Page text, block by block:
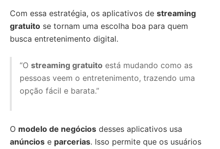
Com essa estratégia, os aplicativos de streaming
gratuito se tornam uma escolha boa para quem
busca entretenimento digital.
“O streaming gratuito está mudando como as
pessoas veem o entretenimento, trazendo uma
opção fácil e barata.”
O modelo de negócios desses aplicativos usa
anúncios e parcerias. Isso permite que os usuários